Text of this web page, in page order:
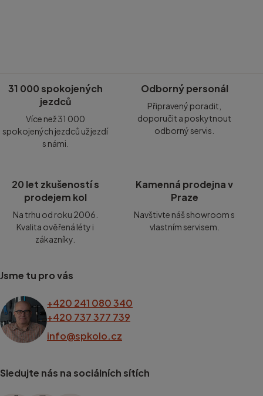
31 000 spokojených
jezdců
Více než 31 000
spokojených jezdců už jezdí
s námi.
Odborný personál
Připravený poradit,
doporučit a poskytnout
odborný servis.
20 let zkušeností s
prodejem kol
Na trhu od roku 2006.
Kvalita ověřená léty i
zákazníky.
Kamenná prodejna v
Praze
Navštivte náš showroom s
vlastním servisem.
Jsme tu pro vás
+420 241 080 340
+420 737 377 739
info@spkolo.cz
Sledujte nás na sociálních sítích